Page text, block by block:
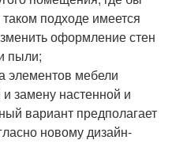
подходе имеется
оформление стен
пыли;
элементов мебели
замену настенной и
вариант предполагает
новому дизайн-